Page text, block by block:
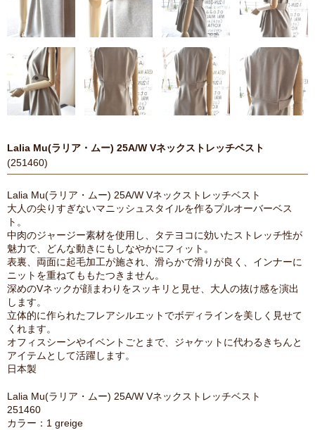
Lalia Mu(ラリア・ムー) 25A/W Vネックストレッチベスト
(251460)
Lalia Mu(ラリア・ムー) 25A/W Vネックストレッチベスト
大人の尖りすぎないマニッシュスタイルを作るプルオーバーベス
ト。
中肉のジャージー素材を使用し、タテヨコに効いたストレッチ性が
魅力で、どんな動きにもしなやかにフィット。
表裏、両面に起毛加工が施され、滑らかで滑りが良く、インナーに
ニットを重ねてももたつきません。
深めのVネックが顔まわりをスッキリと見せ、大人の抜け感を演出
します。
立体的に作られたフレアシルエットでボディラインを美しく見せて
くれます。
オフィスシーンやイベントごとまで、ジャケットに代わるきちんと
アイテムとして活躍します。
日本製
Lalia Mu(ラリア・ムー) 25A/W Vネックストレッチベスト
251460
カラー：1 greige